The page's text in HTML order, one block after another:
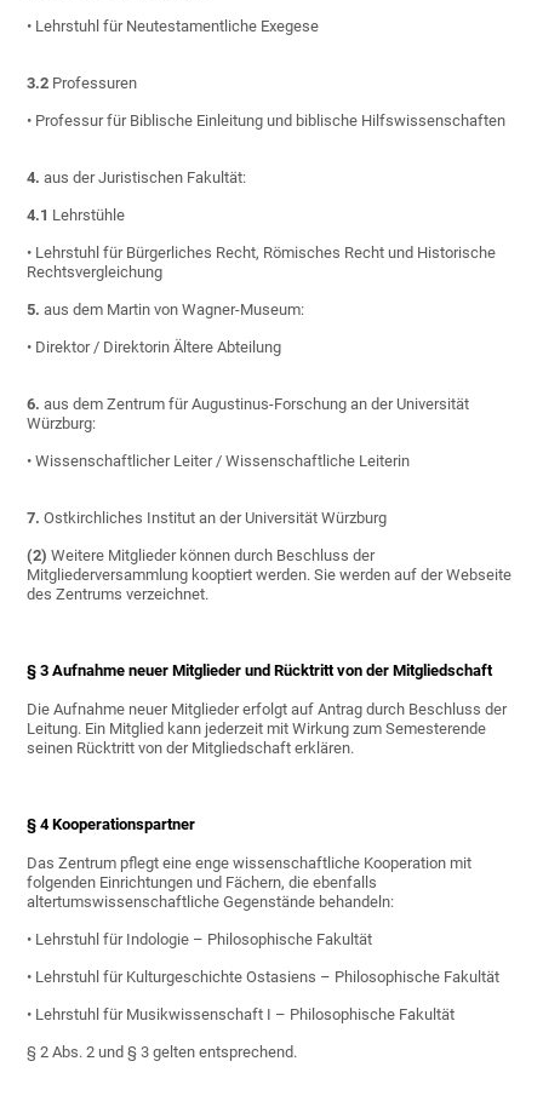
• Lehrstuhl für Neutestamentliche Exegese
3.2 Professuren
• Professur für Biblische Einleitung und biblische Hilfswissenschaften
4. aus der Juristischen Fakultät:
4.1 Lehrstühle
• Lehrstuhl für Bürgerliches Recht, Römisches Recht und Historische
Rechtsvergleichung
5. aus dem Martin von Wagner-Museum:
• Direktor / Direktorin Ältere Abteilung
6.aus dem Zentrum für Augustinus-Forschung an der Universität
Würzburg:
• Wissenschaftlicher Leiter / Wissenschaftliche Leiterin
7.Ostkirchliches Institut an der Universität Würzburg
(2)Weitere Mitglieder können durch Beschluss der
Mitgliederversammlung kooptiert werden. Sie werden auf der Webseite
des Zentrums verzeichnet.
§ 3 Aufnahme neuer Mitglieder und Rücktritt von der Mitgliedschaft
Die Aufnahme neuer Mitglieder erfolgt auf Antrag durch Beschluss der
Leitung. Ein Mitglied kann jederzeit mit Wirkung zum Semesterende
seinen Rücktritt von der Mitgliedschaft erklären.
§ 4 Kooperationspartner
Das Zentrum pflegt eine enge wissenschaftliche Kooperation mit
folgenden Einrichtungen und Fächern, die ebenfalls
altertumswissenschaftliche Gegenstände behandeln:
• Lehrstuhl für Indologie – Philosophische Fakultät
• Lehrstuhl für Kulturgeschichte Ostasiens – Philosophische Fakultät
• Lehrstuhl für Musikwissenschaft I – Philosophische Fakultät
§ 2 Abs. 2 und § 3 gelten entsprechend.